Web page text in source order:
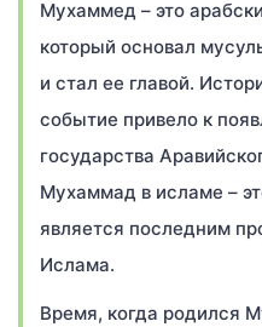
Мухаммед – это
который основал
и стал ее главой.
событие привело к
государства
Мухаммад в исламе –
является последним
Ислама.
Время, когда родился